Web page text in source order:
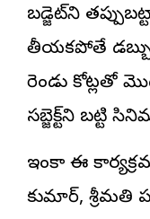
బడ్జెట్‌ని
తీయకపోతే
రెండు కోట్లతో
సబ్జెక్ట్‌ని బట్టి
ఇంకా ఈ
కుమార్‌, శ్రీమతి